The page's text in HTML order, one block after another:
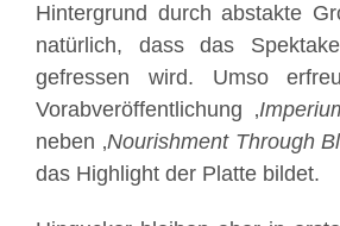
Hintergrund durch abstakte
natürlich, dass das
gefressen wird. Umso
Vorabveröffentlichung ‚
neben ‚Nourishment Through
das Highlight der Platte bildet.